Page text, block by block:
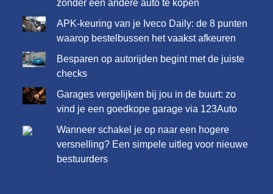
zonder een andere auto te kopen
APK-keuring van je Iveco Daily: de 8 punten
waarop bestelbussen het vaakst afkeuren
Besparen op autorijden begint met de juiste
checks
Garages vergelijken bij jou in de buurt: zo
vind je een goedkope garage via 123Auto
Wanneer schakel je op naar een hogere
versnelling? Een simpele uitleg voor nieuwe
bestuurders